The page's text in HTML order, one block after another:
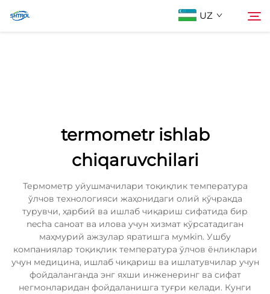
UZ
termometr ishlab
chiqaruvchilari
Термометр уйушмачилари тоқиқлик температура
ўлчов технологияси жаҳонидаги олий кўчракда
турувчи, ҳарбий ва ишлаб чиқариш сифатида бир
necha саноат ва илова учун хизмат кўрсатадиган
маҳмурий ажзулар яратишга мумkin. Ушбу
компаниялар тоқиқлик температура ўлчов ёнликлари
учун медицина, ишлаб чиқариш ва ишлатувчилар учун
фойдаланганда энг яхши инженеринг ва сифат
негмонларидан фойдаланишга туғри келади. Кунги